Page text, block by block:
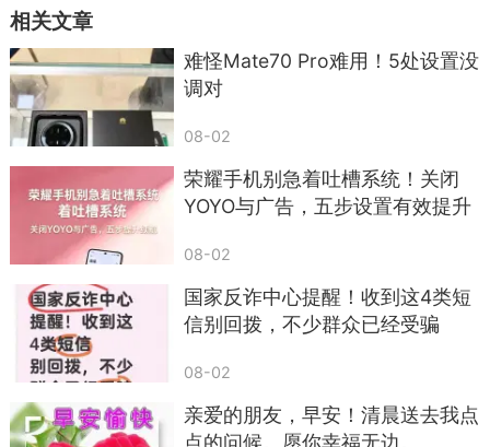
相关文章
难怪Mate70 Pro难用！5处设置没
调对
08-02
荣耀手机别急着吐槽系统！关闭
YOYO与广告，五步设置有效提升
08-02
国家反诈中心提醒！收到这4类短
信别回拨，不少群众已经受骗
08-02
亲爱的朋友，早安！清晨送去我点
点的问候。愿你幸福无边。